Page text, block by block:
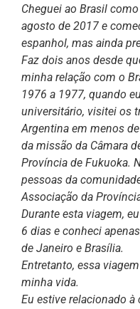
Cheguei ao Brasil
agosto de 2017 e
espanhol, mas ainda
Faz dois anos desde
minha relação com o
1976 a 1977, quando
universitário, visitei os
Argentina em menos
da missão da Câmara
Província de Fukuoka.
pessoas da
Associação da
Durante esta viagem,
6 dias e conheci
de Janeiro e Brasília.
Entretanto, essa
minha vida.
Eu estive relacionado